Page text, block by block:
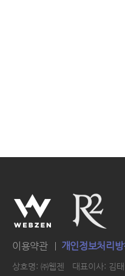
이용약관 개인정보처리방
상호명: ㈜웹젠 대표이사: 김태